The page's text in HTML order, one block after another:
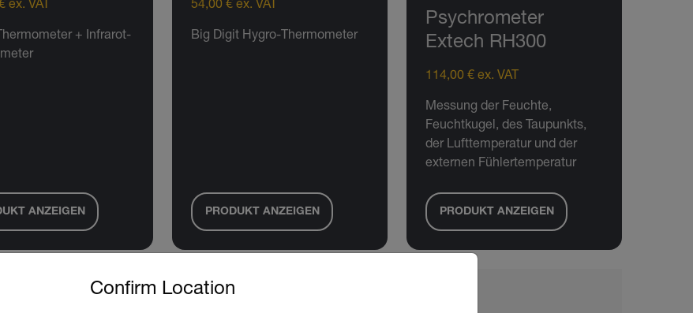
ex. VAT
+ Infrarot-
ANZEIGEN
54,00 € ex. VAT
Big Digit Hygro-Thermometer
PRODUKT ANZEIGEN
Psychrometer
Extech RH300
114,00 € ex. VAT
Messung der Feuchte,
Feuchtkugel, des Taupunkts,
der Lufttemperatur und der
externen Fühlertemperatur
PRODUKT ANZEIGEN
Confirm Location
and language from the options below to access the appropriate version of our website.